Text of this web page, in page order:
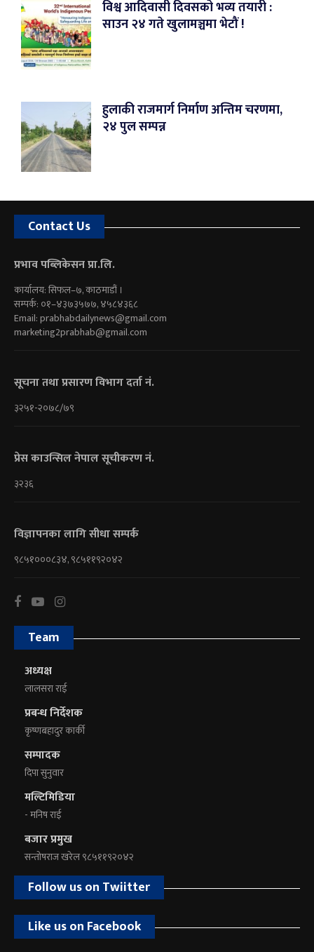
विश्व आदिवासी दिवसको भव्य तयारी :
साउन २४ गते खुलामञ्चमा भेटौं !
हुलाकी राजमार्ग निर्माण अन्तिम चरणमा,
२४ पुल सम्पन्न
Contact Us
प्रभाव पब्लिकेसन प्रा.लि.
कार्यालय: सिफल–७, काठमाडौं ।
सम्पर्क: ०१–४३७३५७७, ४५८४३६८
Email:prabhabdailynews@gmail.com
marketing2prabhab@gmail.com
सूचना तथा प्रसारण विभाग दर्ता नं.
३२५१-२०७८/७९
प्रेस काउन्सिल नेपाल सूचीकरण नं.
३२३६
विज्ञापनका लागि सीधा सम्पर्क
९८५१०००८३४, ९८५११९२०४२
Team
अध्यक्ष
लालसरा राई
प्रबन्ध निर्देशक
कृष्णबहादुर कार्की
सम्पादक
दिपा सुनुवार
मल्टिमिडिया
- मनिष राई
बजार प्रमुख
सन्तोषराज खरेल ९८५११९२०४२
Follow us on Twiitter
Like us on Facebook